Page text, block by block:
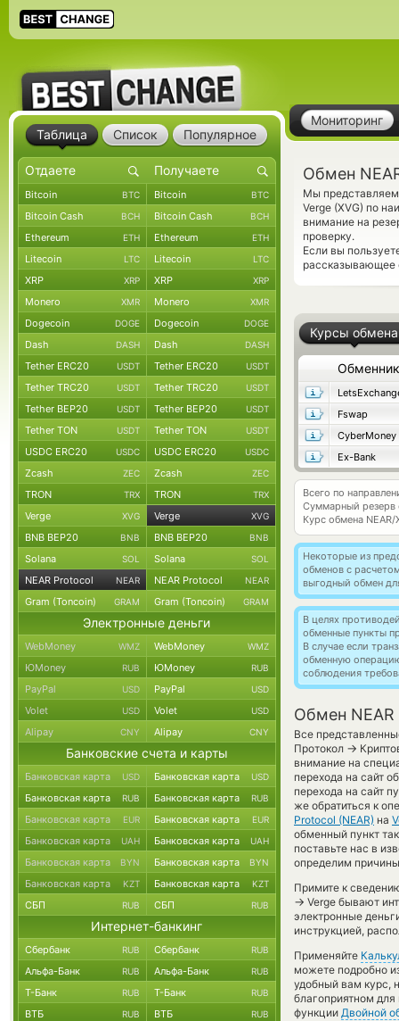
Мониторинг
Обмен
Мы представляем
Verge (XVG) по
внимание на
проверку.
Если вы
рассказывающее
Курсы обмена
Обменник
Fswap
CyberMoney
Ex-Bank
Всего по
Суммарный резерв
Курс обмена NEAR/
Некоторые из
обменов с
выгодный обмен
В целях
обменные пункты
В случае если
обменную
соблюдения
Обмен NEAR
Все
Протокол →
внимание на
перехода на сайт
перехода на сайт
же обратиться к
Protocol (NEAR) на
обменный пункт
поставьте нас в
определим
Примите к
→ Verge бывают
электронные
инструкцией,
Применяйте
можете подробно
удобный вам курс,
благоприятном
функции Двойной
Таблица Список Популярное
Bitcoin BTC Bitcoin BTC
Bitcoin Cash BCH Bitcoin Cash BCH
Ethereum ETH Ethereum ETH
Litecoin LTC Litecoin LTC
XRP XRP XRP XRP
Monero XMR Monero XMR
Dogecoin DOGE Dogecoin DOGE
Dash DASH Dash DASH
Tether ERC20 USDT Tether ERC20 USDT
Tether TRC20 USDT Tether TRC20 USDT
Tether BEP20 USDT Tether BEP20 USDT
Tether TON USDT Tether TON USDT
USDC ERC20 USDC USDC ERC20 USDC
Zcash ZEC Zcash ZEC
TRON TRX TRON TRX
Verge XVG Verge XVG
BNB BEP20 BNB BNB BEP20 BNB
Solana SOL Solana SOL
NEAR Protocol NEAR NEAR Protocol NEAR
Gram (Toncoin) GRAM Gram (Toncoin) GRAM
Электронные деньги
WebMoney WMZ WebMoney WMZ
ЮMoney RUB ЮMoney RUB
PayPal USD PayPal USD
Volet USD Volet USD
Alipay CNY Alipay CNY
Банковские счета и карты
Банковская карта USD Банковская карта USD
Банковская карта RUB Банковская карта RUB
Банковская карта EUR Банковская карта EUR
Банковская карта UAH Банковская карта UAH
Банковская карта BYN Банковская карта BYN
Банковская карта KZT Банковская карта KZT
СБП RUB СБП RUB
Интернет-банкинг
Сбербанк RUB Сбербанк RUB
Альфа-Банк RUB Альфа-Банк RUB
Т-Банк RUB Т-Банк RUB
ВТБ RUB ВТБ RUB